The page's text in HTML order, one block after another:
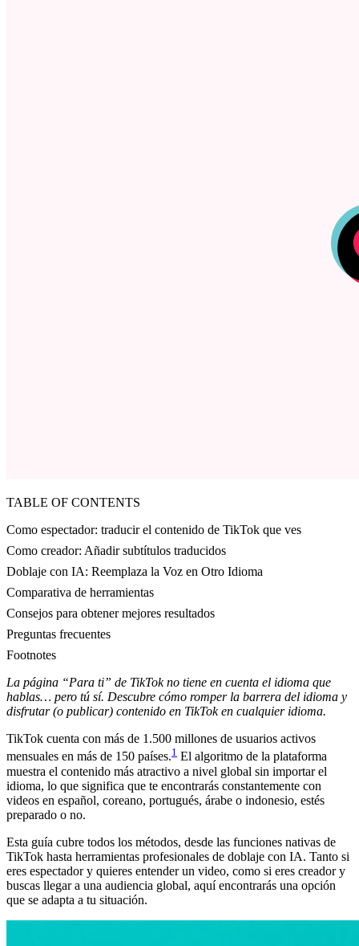
TABLE OF CONTENTS
Como espectador: traducir el contenido de TikTok que ves
Como creador: Añadir subtítulos traducidos
Doblaje con IA: Reemplaza la Voz en Otro Idioma
Comparativa de herramientas
Consejos para obtener mejores resultados
Preguntas frecuentes
Footnotes
La página “Para ti” de TikTok no tiene en cuenta el idioma que
hablas… pero tú sí. Descubre cómo romper la barrera del idioma y
disfrutar (o publicar) contenido en TikTok en cualquier idioma.
TikTok cuenta con más de 1.500 millones de usuarios activos
mensuales en más de 150 países.1 El algoritmo de la plataforma
muestra el contenido más atractivo a nivel global sin importar el
idioma, lo que significa que te encontrarás constantemente con
videos en español, coreano, portugués, árabe o indonesio, estés
preparado o no.
Esta guía cubre todos los métodos, desde las funciones nativas de
TikTok hasta herramientas profesionales de doblaje con IA. Tanto si
eres espectador y quieres entender un video, como si eres creador y
buscas llegar a una audiencia global, aquí encontrarás una opción
que se adapta a tu situación.